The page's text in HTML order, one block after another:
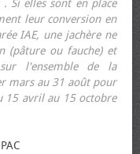
Si elles sont en place
leur conversion en
IAE, une jachère ne
(pâture ou fauche) et
l'ensemble de la
mars au 31 août pour
15 avril au 15 octobre